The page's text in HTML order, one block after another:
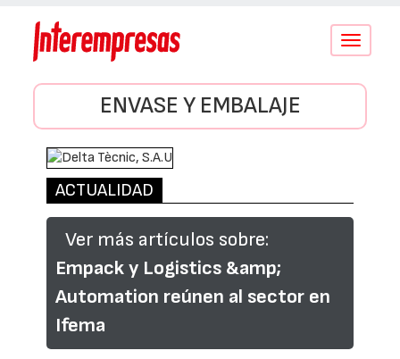
Conmutar
ENVASE Y EMBALAJE
ACTUALIDAD
Ver más artículos sobre:
Empack y Logistics &amp;
Automation reúnen al sector en
Ifema